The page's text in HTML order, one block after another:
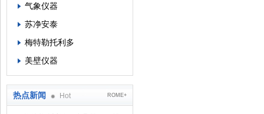
气象仪器
苏净安泰
梅特勒托利多
美壁仪器
热点新闻 Hot ROME+